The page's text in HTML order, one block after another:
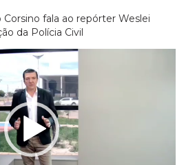
fala ao repórter Weslei
da Polícia Civil